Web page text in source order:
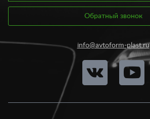
Обратный звонок
info@avtoform-plast.ru